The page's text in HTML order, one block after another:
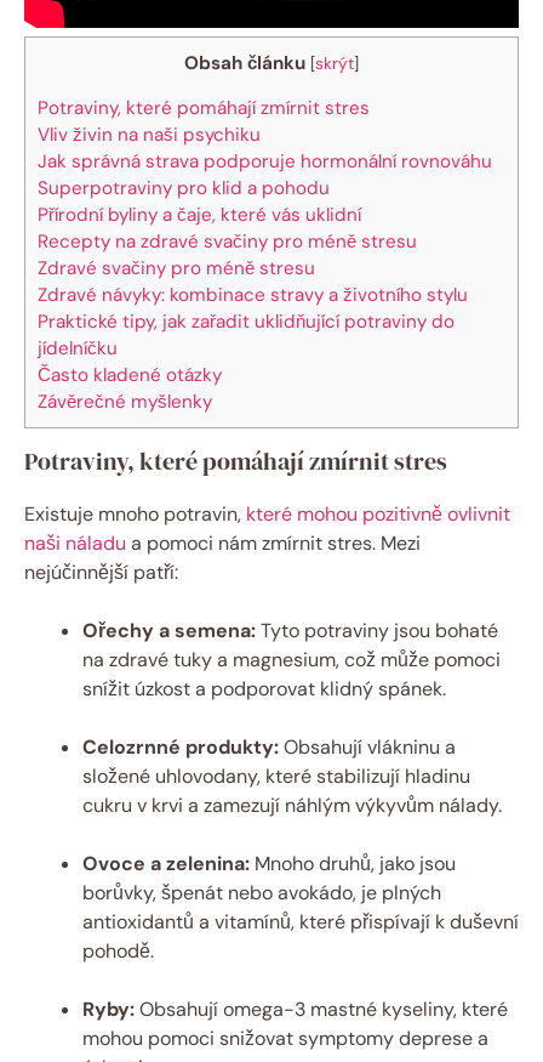
Obsah článku [skrýt]
Potraviny, které pomáhají zmírnit stres
Vliv živin na naši psychiku
Jak správná strava podporuje hormonální rovnováhu
Superpotraviny pro klid a pohodu
Přírodní byliny a čaje, které vás uklidní
Recepty na zdravé svačiny pro méně stresu
Zdravé svačiny pro méně stresu
Zdravé návyky: kombinace stravy a životního stylu
Praktické tipy, jak zařadit uklidňující potraviny do
jídelníčku
Často kladené otázky
Závěrečné myšlenky
Potraviny, které pomáhají zmírnit stres
Existuje mnoho potravin, které mohou pozitivně ovlivnit
naši náladu a pomoci nám zmírnit stres. Mezi
nejúčinnější patří:
Ořechy a semena:Tyto potraviny jsou bohaté
na zdravé tuky a magnesium, což může pomoci
snížit úzkost a podporovat klidný spánek.
Celozrnné produkty:Obsahují vlákninu a
složené uhlovodany, které stabilizují hladinu
cukru v krvi a zamezují náhlým výkyvům nálady.
Ovoce a zelenina: Mnoho druhů, jako jsou
borůvky, špenát nebo avokádo, je plných
antioxidantů a vitamínů, které přispívají k duševní
pohodě.
Ryby:Obsahují omega-3 mastné kyseliny, které
mohou pomoci snižovat symptomy deprese a